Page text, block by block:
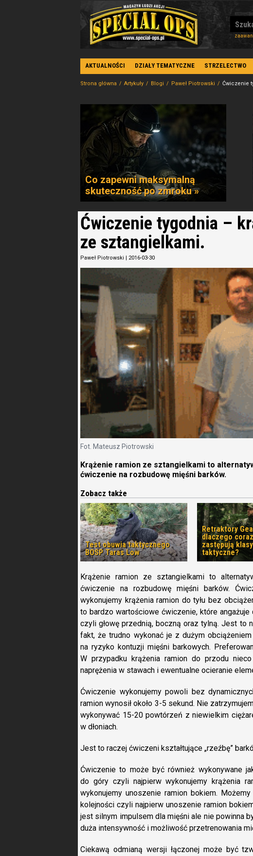
AKTUALNOŚCI DZIAŁY TEMATYCZNE STRZELECTWO
Strona główna Artykuły Blogi Paweł Piotrowski Ćwiczenie
Co zapewni maksymalną
skuteczność po zmroku »
Ćwiczenie tygodnia –
ze sztangielkami.
Paweł Piotrowski | 2016-03-30
Fot. Mateusz Piotrowski
Krążenie ramion ze sztangielkami to
ćwiczenie na rozbudowę mięśni barków.
Zobacz także
Test obuwia taktycznego
BOSP Taras Low
Retraktory
dlaczego
zastępują
taktyczne?
Krążenie ramion ze sztangielkami to
ćwiczenie na rozbudowę mięśni barków.
wykonujemy krążenia ramion do tyłu bez
to bardzo wartościowe ćwiczenie, które
czyli głowę przednią, boczną oraz tylną. Jest to
fakt, że trudno wykonać je z dużym
na ryzyko kontuzji mięśni barkowych.
W przypadku krążenia ramion do przodu
naprężenia w stawach i ewentualne ocieranie
Ćwiczenie wykonujemy powoli bez
ramion wynosił około 3-5 sekund. Nie
wykonywać 15-20 powtórzeń z niewielkim
w dłoniach.
Jest to raczej ćwiczeni kształtujące „rzeźbę”
Ćwiczenie to może być również wykonywane
do góry czyli najpierw wykonujemy krążenia
wykonujemy unoszenie ramion bokiem.
kolejności czyli najpierw unoszenie ramion
jest silnym impulsem dla mięśni ale nie powinna
duża intensywność i możliwość przetrenowania
Ciekawą odmianą wersji łączonej może być